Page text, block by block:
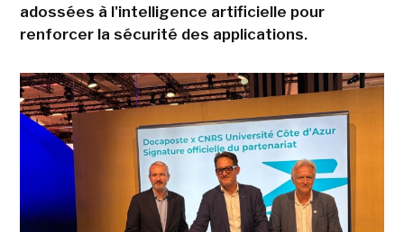
adossées à l'intelligence artificielle pour
renforcer la sécurité des applications.